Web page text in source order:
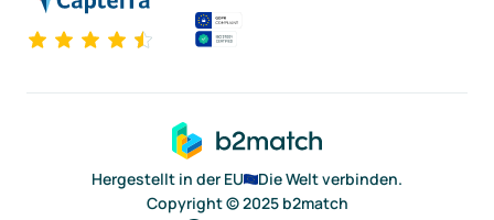
Hergestellt in der EU
Die Welt verbinden.
Copyright © 2025 b2match